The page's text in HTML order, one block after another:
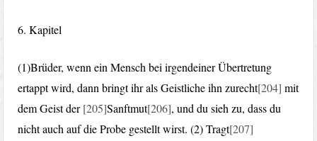
6. Kapitel
(1)Brüder, wenn ein Mensch bei irgendeiner Übertretung
ertappt wird, dann bringt ihr als Geistliche ihn zurecht[204] mit
dem Geist der[205]Sanftmut[206], und du sieh zu, dass du
nicht auch auf die Probe gestellt wirst. (2) Tragt[207]